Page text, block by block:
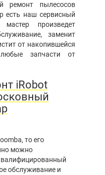
ремонт пылесосов
есть наш сервисный
произведет
заменит
от накопившейся
запчасти от
iRobot
то его
можно
обслуживание и